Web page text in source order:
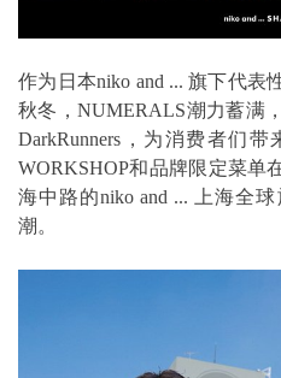
作为日本niko and ... 旗下代表
秋冬，NUMERALS潮力蓄满
DarkRunners，为消费者们
WORKSHOP和品牌限定菜单
海中路的niko and ... 上海全
潮。